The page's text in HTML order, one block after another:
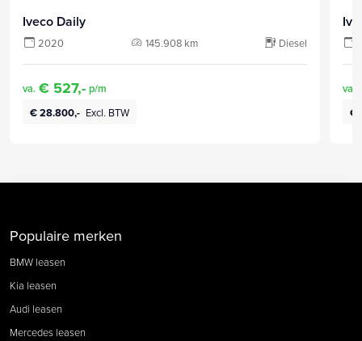
Iveco Daily
2020 145.908 km Diesel
va. € 527,- p/m
€ 28.800,- Excl. BTW
va.
€
Populaire merken
BMW leasen
Kia leasen
Audi leasen
Mercedes leasen